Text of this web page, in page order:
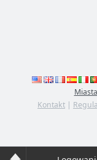
Kontakt |